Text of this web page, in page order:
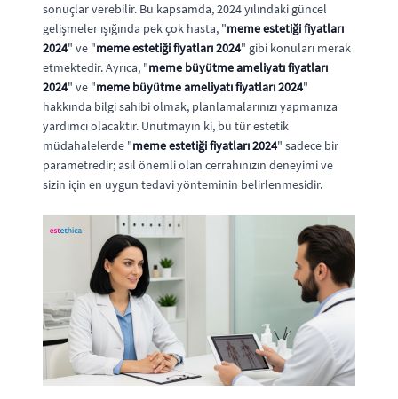
sonuçlar verebilir. Bu kapsamda, 2024 yılındaki güncel
gelişmeler ışığında pek çok hasta, "meme estetiği fiyatları
2024" ve "meme estetiği fiyatları 2024" gibi konuları merak
etmektedir. Ayrıca, "meme büyütme ameliyatı fiyatları
2024" ve "meme büyütme ameliyatı fiyatları 2024"
hakkında bilgi sahibi olmak, planlamalarınızı yapmanıza
yardımcı olacaktır. Unutmayın ki, bu tür estetik
müdahalelerde "meme estetiği fiyatları 2024" sadece bir
parametredir; asıl önemli olan cerrahınızın deneyimi ve
sizin için en uygun tedavi yönteminin belirlenmesidir.